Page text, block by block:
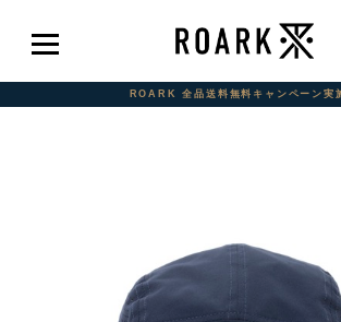
ROARK 全品送料無料キャンペーン実